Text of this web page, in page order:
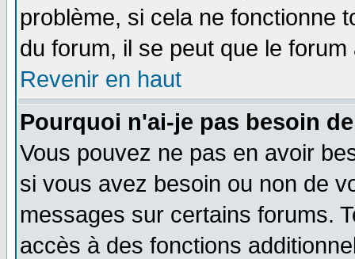
problème, si cela ne fonctionne
du forum, il se peut que le
Revenir en haut
Pourquoi n'ai-je pas besoin
Vous pouvez ne pas en avoir
si vous avez besoin ou non de
messages sur certains forums.
accès à des fonctions